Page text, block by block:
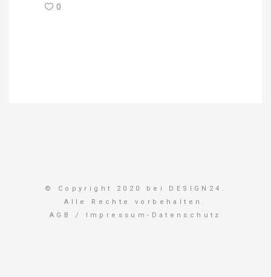
0
© Copyright 2020 bei DESIGN24.
Alle Rechte vorbehalten.
AGB
/ Impressum-Datenschutz